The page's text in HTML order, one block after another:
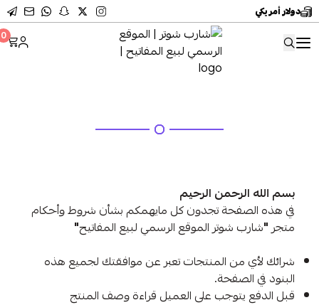
دولار أمريكي
شارب شوتر | الموقع الرسمي0
بسم الله الرحمن الرحيم
في هذه الصفحة تجدون كل مايهمكم بشأن شروط وأحكام
متجر"شارب شوتر الموقع الرسمي لبيع المفاتيح"
شرائك لأي من المنتجات تعبر عن موافقتك لجميع هذه
البنود في الصفحة.
قبل الدفع يتوجب على العميل قراءة وصف المنتج